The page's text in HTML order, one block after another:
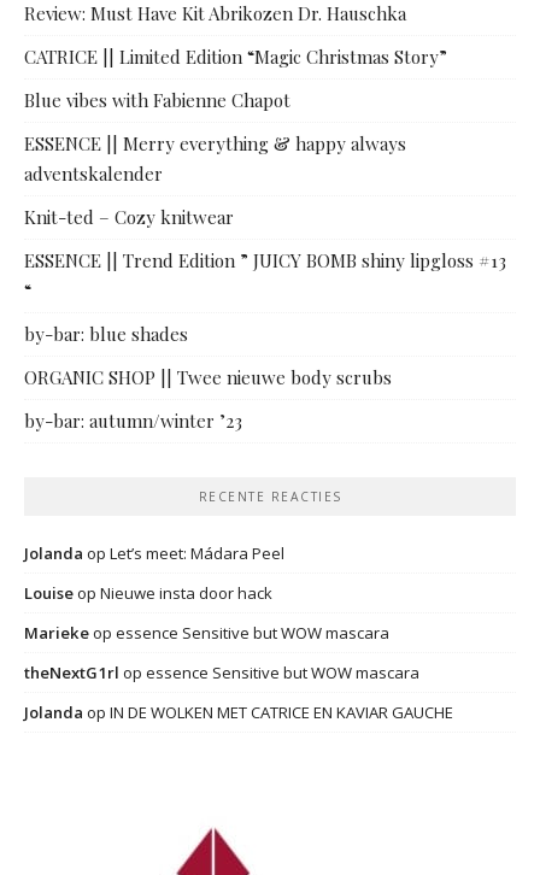
Review: Must Have Kit Abrikozen Dr. Hauschka
CATRICE || Limited Edition “Magic Christmas Story”
Blue vibes with Fabienne Chapot
ESSENCE || Merry everything & happy always
adventskalender
Knit-ted – Cozy knitwear
ESSENCE || Trend Edition ” JUICY BOMB shiny lipgloss #13
“
by-bar: blue shades
ORGANIC SHOP || Twee nieuwe body scrubs
by-bar: autumn/winter ’23
RECENTE REACTIES
Jolanda op Let’s meet: Mádara Peel
Louiseop Nieuwe insta door hack
Mariekeop essence Sensitive but WOW mascara
theNextG1rl op essence Sensitive but WOW mascara
Jolanda op IN DE WOLKEN MET CATRICE EN KAVIAR GAUCHE